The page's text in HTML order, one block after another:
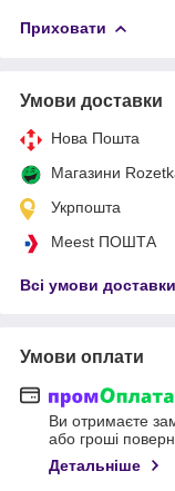
Приховати
Умови доставки
Нова Пошта
Магазини
Укрпошта
Meest ПОШТА
Всі умови доставки
Умови оплати
Ви отримаєте
або гроші
Детальніше